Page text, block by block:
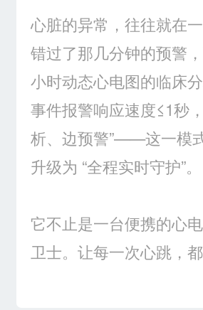
心脏的异常，往往就在
错过了那几分钟的预警
小时动态心电图的临床
事件报警响应速度≤1秒
析、边预警”——这一模
升级为 “全程实时守护”。
它不止是一台便携的心
卫士。让每一次心跳，